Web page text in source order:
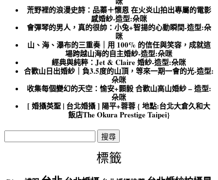
荒野裡的浪漫史詩：品蓁＋懷恩 在火炎山拍出專屬的電影
感婚紗-造型:朵咪
會彈琴的男人，真的很帥：小兔+智揚的心動瞬間-造型:朵
咪
山、海、瀑布的三重奏｜用 100% 的信任與笑容，成就這
場跨越山海的自主婚紗-造型:朵咪
經典與純粹：Jet & Claire 婚紗-造型:朵咪
合歡山日出婚紗｜負3.5度的山頂，等來一期一會的光-造型:
朵咪
收集每個變幻的天空：愉安+顥毅 合歡山高山婚紗 – 造型:
朵咪
[ 婚攝英聖 | 台北婚攝 ] 陽平+蓉蓉 { 地點:台北大倉久和大
飯店The Okura Prestige Taipei}
搜
尋
標籤